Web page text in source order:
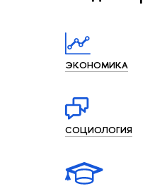
ЭКОНОМИКА
СОЦИОЛОГИЯ